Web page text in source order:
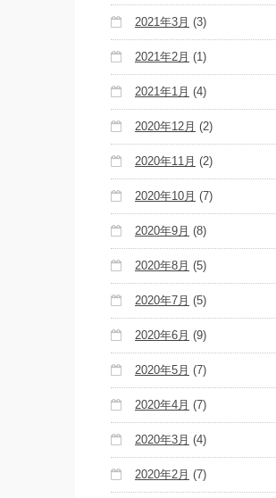
2021年3月 (3)
2021年2月 (1)
2021年1月 (4)
2020年12月 (2)
2020年11月 (2)
2020年10月 (7)
2020年9月 (8)
2020年8月 (5)
2020年7月 (5)
2020年6月 (9)
2020年5月 (7)
2020年4月 (7)
2020年3月 (4)
2020年2月 (7)